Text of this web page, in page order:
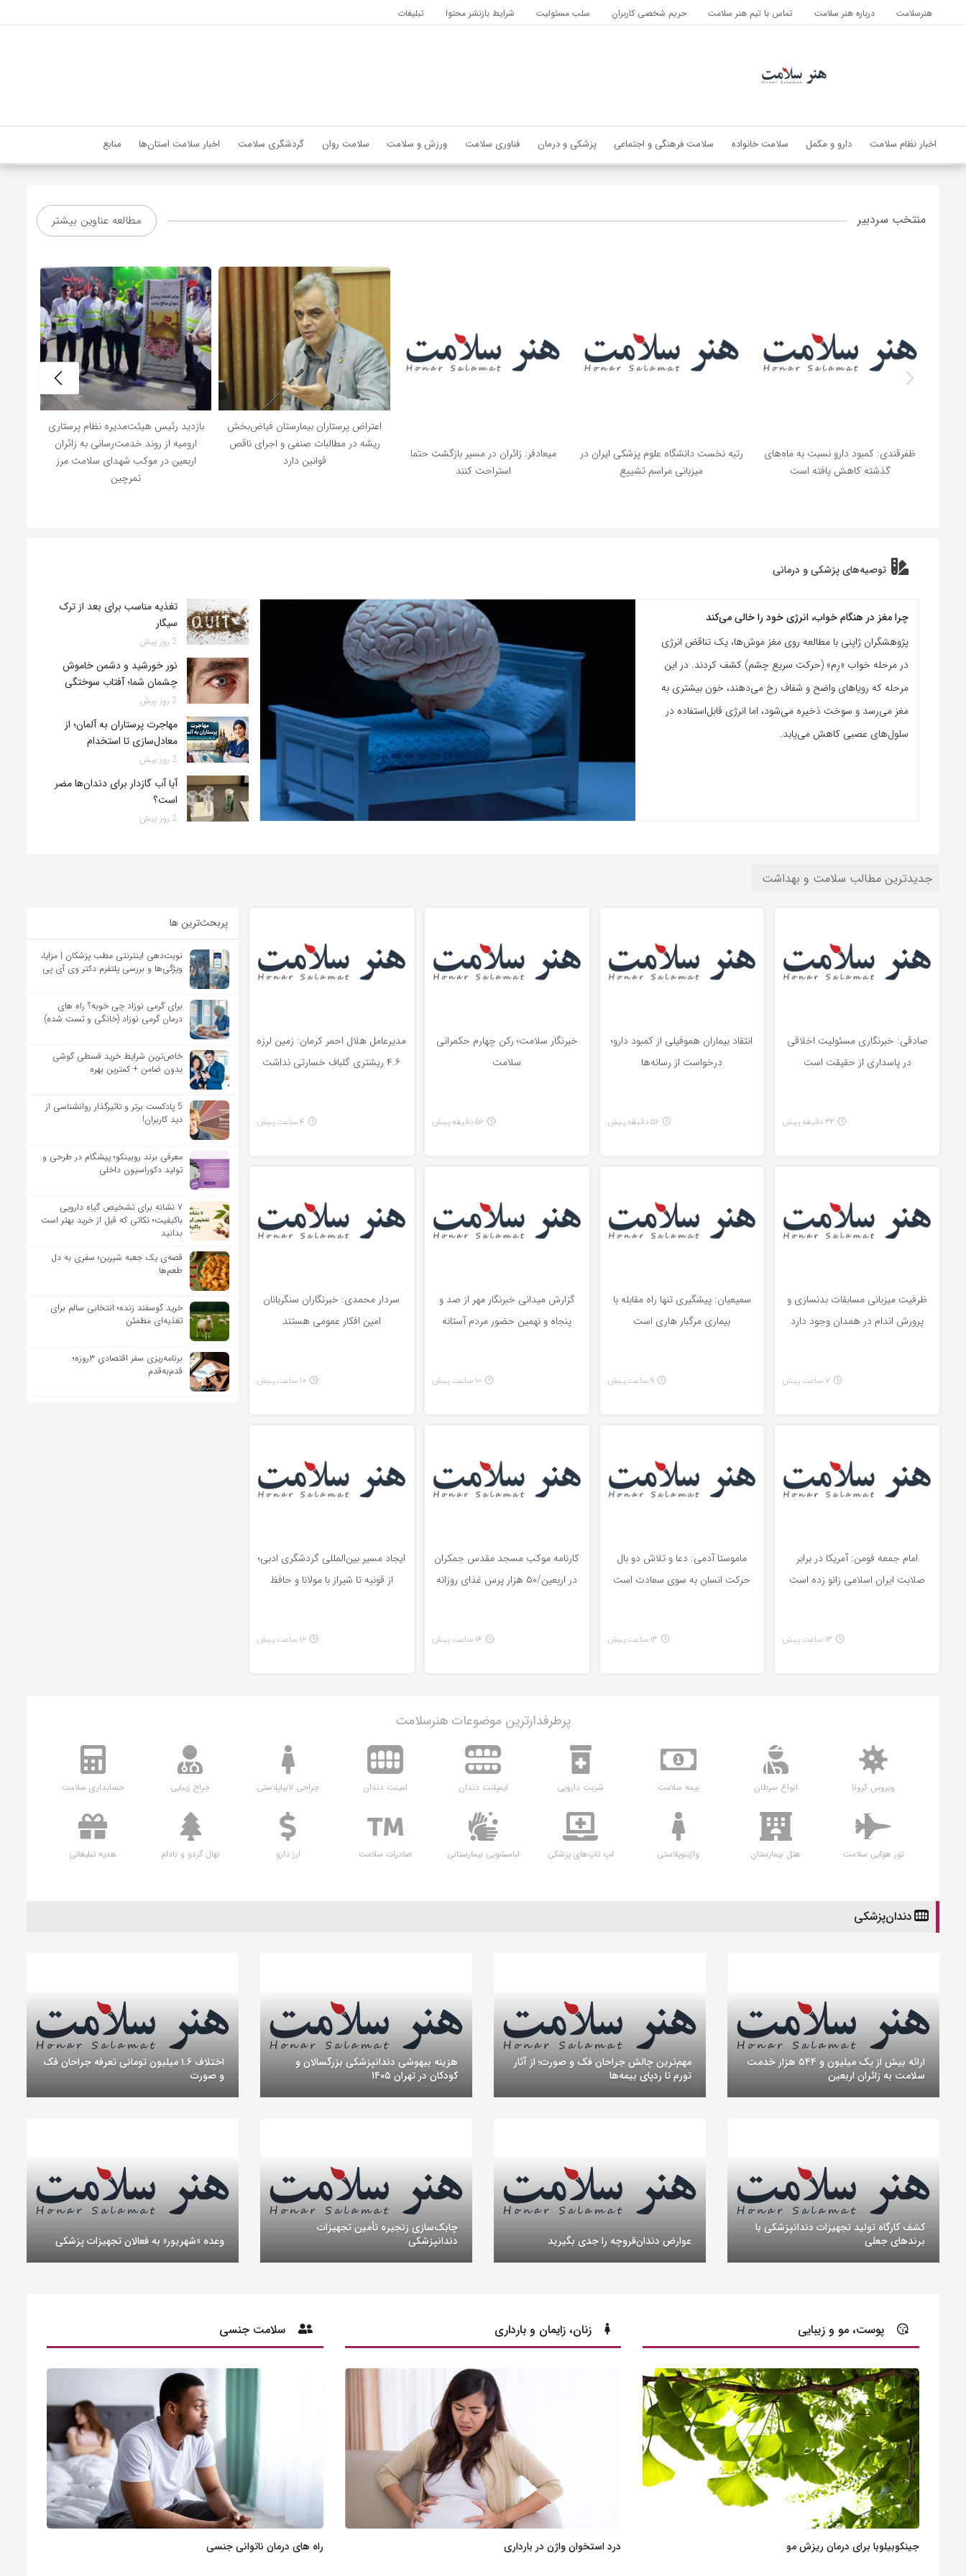
هنرسلامت درباره هنر سلامت تماس با تیم هنر سلامت حریم شخصی کاربران سلب مسئولیت شرایط بازنشر محتوا تبلیغات
اخبار نظام سلامت دارو و مکمل سلامت خانواده سلامت فرهنگی و اجتماعی پزشکی و درمان فناوری سلامت ورزش و سلامت سلامت روان گردشگری سلامت اخبار سلامت استان‌ها منابع
منتخب سردبیر مطالعه عناوین بیشتر
ظفرقندی: کمبود دارو نسبت به ماه‌های
گذشته کاهش یافته است
رتبه نخست دانشگاه علوم پزشکی ایران در
میزبانی مراسم تشییع
میعادفر: زائران در مسیر بازگشت حتما
استراحت کنند
اعتراض پرستاران بیمارستان فیاض‌بخش
ریشه در مطالبات صنفی و اجرای ناقص
قوانین دارد
بازدید رئیس هیئت‌مدیره نظام پرستاری
ارومیه از روند خدمت‌رسانی به زائران
اربعین در موکب شهدای سلامت مرز
تمرچین
توصیه‌های پزشکی و درمانی
چرا مغز در هنگام خواب، انرژی خود را خالی می‌کند
پژوهشگران ژاپنی با مطالعه روی مغز موش‌ها، یک تناقض انرژی
در مرحله خواب «رِم» (حرکت سریع چشم) کشف کردند. در این
مرحله که رویاهای واضح و شفاف رخ می‌دهند، خون بیشتری به
مغز می‌رسد و سوخت ذخیره می‌شود، اما انرژی قابل‌استفاده در
سلول‌های عصبی کاهش می‌یابد.
تغذیه مناسب برای بعد از ترک
سیگار
2 روز پیش
نور خورشید و دشمن خاموش
چشمان شما؛ آفتاب سوختگی
چشم چیست؟
2 روز پیش
مهاجرت پرستاران به آلمان؛ از
معادل‌سازی تا استخدام
2 روز پیش
آیا آب گازدار برای دندان‌ها مضر
است؟
2 روز پیش
جدیدترین مطالب سلامت و بهداشت
صادقی: خبرنگاری مسئولیت اخلاقی
در پاسداری از حقیقت است
32 دقیقه پیش
انتقاد بیماران هموفیلی از کمبود دارو؛
درخواست از رسانه‌ها
56 دقیقه پیش
خبرنگار سلامت؛ رکن چهارم حکمرانی
سلامت
56 دقیقه پیش
مدیرعامل هلال احمر کرمان: زمین لرزه
۴.۶ ریشتری گلباف خسارتی نداشت
4 ساعت پیش
ظرفیت میزبانی مسابقات بدنسازی و
پرورش اندام در همدان وجود دارد
7 ساعت پیش
سمیعیان: پیشگیری تنها راه مقابله با
بیماری مرگبار هاری است
9 ساعت پیش
گزارش میدانی خبرنگار مهر از صد و
پنجاه و نهمین حضور مردم آستانه
10 ساعت پیش
سردار محمدی: خبرنگاران سنگربانان
امین افکار عمومی هستند
10 ساعت پیش
امام جمعه فومن: آمریکا در برابر
صلابت ایران اسلامی زانو زده است
13 ساعت پیش
ماموستا آدمی: دعا و تلاش دو بال
حرکت انسان به سوی سعادت است
13 ساعت پیش
کارنامه موکب مسجد مقدس جمکران
در اربعین/۵۰ هزار پرس غذای روزانه
14 ساعت پیش
ایجاد مسیر بین‌المللی گردشگری ادبی؛
از قونیه تا شیراز با مولانا و حافظ
16 ساعت پیش
پربحث‌‌ترین ها
نوبت‌دهی اینترنتی مطب پزشکان | مزایا،
ویژگی‌ها و بررسی پلتفرم دکتر وی آی پی
برای گرمی نوزاد چی خوبه؟ راه های
درمان گرمی نوزاد (خانگی و تست شده)
خاص‌ترین شرایط خرید قسطی گوشی
بدون ضامن + کمترین بهره
5 پادکست برتر و تاثیرگذار روانشناسی از
دید کاربران!
معرفی برند روبینکو؛ پیشگام در طرحی و
تولید دکوراسیون داخلی
۷ نشانه برای تشخیص گیاه دارویی
باکیفیت؛ نکاتی که قبل از خرید بهتر است
بدانید
قصه‌ی یک جعبه شیرین؛ سفری به دل
طعم‌ها
خرید گوسفند زنده؛ انتخابی سالم برای
تغذیه‌ای مطمئن
برنامه‌ریزی سفر اقتصادیِ ۳روزه؛
قدم‌به‌قدم
پرطرفدارترین موضوعات هنرسلامت
ویروس کرونا انواع سرطان بیمه سلامت شربت دارویی ایمپلنت دندان لمینت دندان جراحی لابیاپلاستی جراح زیبایی حسابداری سلامت
تور هوایی سلامت هتل بیمارستان واژینوپلاستی لپ تاپ‌های پزشکی لباسشویی بیمارستانی صادرات سلامت ارز دارو نهال گردو و بادام هدیه تبلیغاتی
دندان‌پزشکی
ارائه بیش از یک میلیون و ۵۴۴ هزار خدمت
سلامت به زائران اربعین
مهم‌ترین چالش جراحان فک و صورت؛ از آثار
تورم تا ردپای بیمه‌ها
هزینه بیهوشی دندانپزشکی بزرگسالان و
کودکان در تهران ۱۴۰۵
اختلاف ۱.۶ میلیون تومانی تعرفه جراحان فک
و صورت
کشف کارگاه تولید تجهیزات دندانپزشکی با
برندهای جعلی
عوارض دندان‌قروچه را جدی بگیرید
چابک‌سازی زنجیره تأمین تجهیزات
دندانپزشکی
وعده «شهریور» به فعالان تجهیزات پزشکی
پوست، مو و زیبایی
جینکوبیلوبا برای درمان ریزش مو
زنان، زایمان و بارداری
درد استخوان واژن در بارداری
سلامت جنسی
راه های درمان ناتوانی جنسی